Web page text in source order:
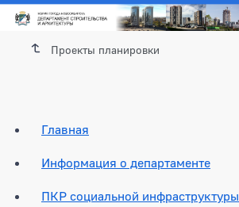
Проекты планировки
Главная
Информация о департаменте
ПКР социальной